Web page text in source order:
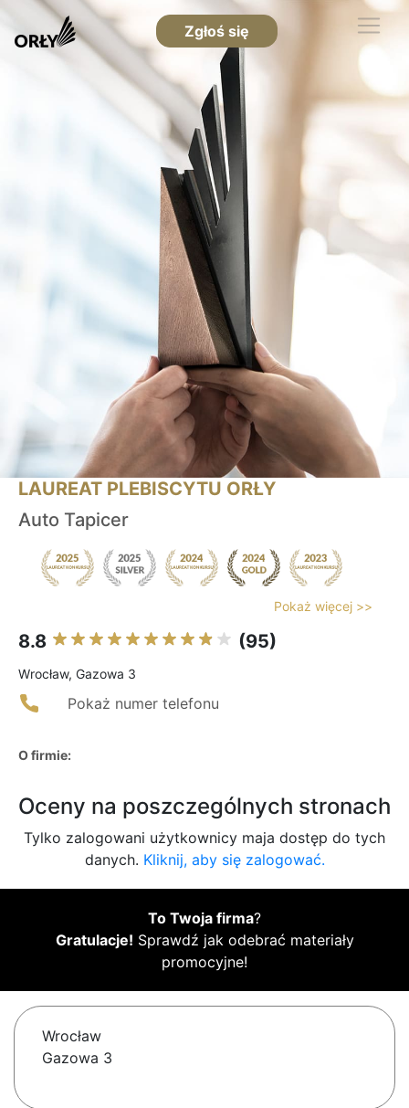
Zgłoś się
LAUREAT PLEBISCYTU ORŁY
Auto Tapicer
Pokaż więcej >>
8.8 (95)
Wrocław, Gazowa 3
Pokaż numer telefonu
O firmie:
Oceny na poszczególnych stronach
Tylko zalogowani użytkownicy maja dostęp do tych
danych. Kliknij, aby się zalogować.
To Twoja firma?
Gratulacje! Sprawdź jak odebrać materiały
promocyjne!
Wrocław
Gazowa 3